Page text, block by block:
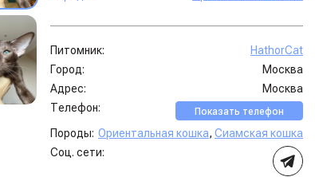
Питомник:
HathorСat
Город:
Москва
Адрес:
Москва
Телефон:
Показать телефон
Породы: Ориентальная кошка, Сиамская кошка
Соц. сети: